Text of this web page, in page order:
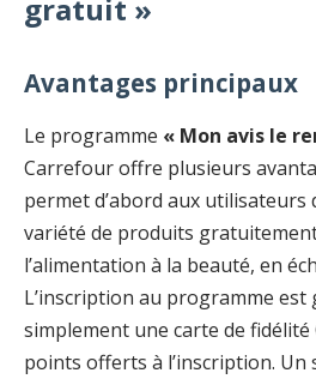
gratuit »
Avantages principaux
Le programme « Mon avis le
Carrefour offre plusieurs
permet d’abord aux
variété de produits
l’alimentation à la beauté, en
L’inscription au programme
simplement une carte de fidélité
points offerts à l’inscription. Un